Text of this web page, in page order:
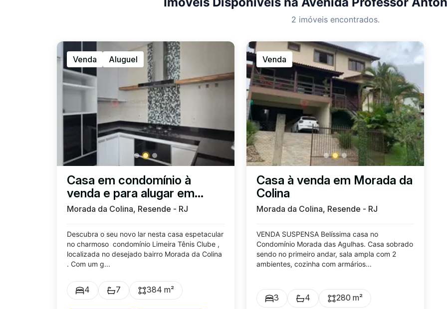
2 imóveis encontrados.
Venda Aluguel
Casa em condomínio à
venda e para alugar em
Morada da Colina
Morada da Colina, Resende - RJ
Descubra o seu novo lar nesta casa espetacular
no charmoso condomínio Limeira Tênis Clube ,
localizada no desejado bairro Morada da Colina
. Com um g...
4 7 384 m²
Venda
Casa à venda em Morada da
Colina
Morada da Colina, Resende - RJ
VENDA SUSPENSA Belíssima casa no
Condomínio Morada das Agulhas. Casa sobrado
sendo no primeiro andar, sala ampla com 2
ambientes, cozinha com armários...
3 4 280 m²